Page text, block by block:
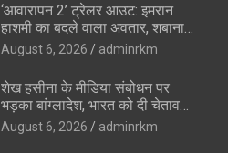
‘आवारापन 2’ ट्रेलर आउट: इमरान
हाशमी का बदले वाला अवतार, शबाना
आजमी के विलेन रोल ने उड़ाए होश
August 6, 2026 adminrkm
शेख हसीना के मीडिया संबोधन पर
भड़का बांग्लादेश, भारत को दी चेतावनी
—”रिश्ते सुधारने की कोशिशों को
पहुंचेगा नुकसान”
August 6, 2026 adminrkm